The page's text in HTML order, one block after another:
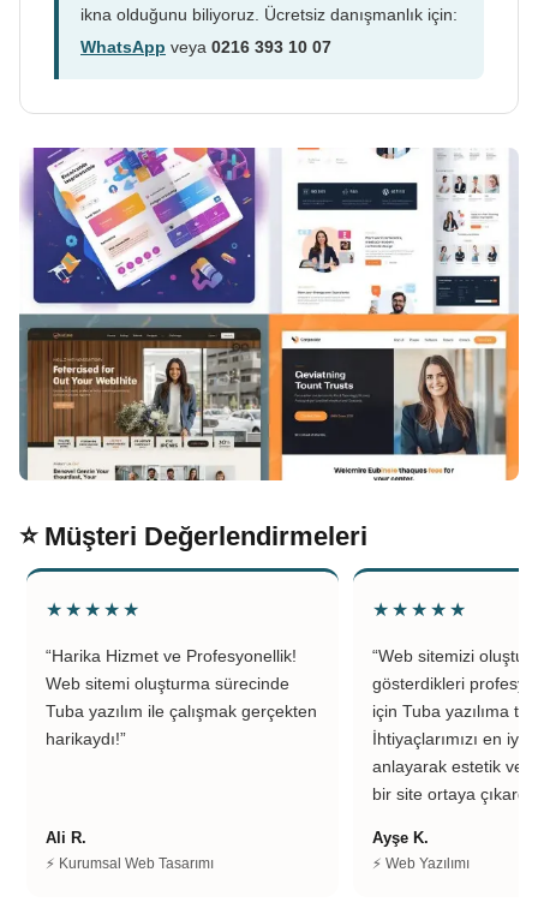
ikna olduğunu biliyoruz. Ücretsiz danışmanlık için:
WhatsApp veya 0216 393 10 07
⭐ Müşteri Değerlendirmeleri
★★★★★
“Harika Hizmet ve Profesyonellik!
Web sitemi oluşturma sürecinde
Tuba yazılım ile çalışmak gerçekten
harikaydı!”
Ali R.
⚡ Kurumsal Web Tasarımı
★★★★★
“Web sitemizi
gösterdikleri
için Tuba yazılıma
İhtiyaçlarımızı en iyi
anlayarak estetik ve
bir site ortaya
Ayşe K.
⚡ Web Yazılımı